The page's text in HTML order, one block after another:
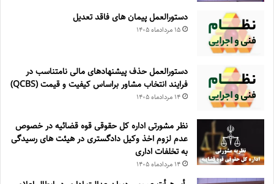
دستورالعمل پیمان های فاقد تعدیل
۱۵ مرداد‌ماه ۱۴۰۵
دستورالعمل حذف پيشنهادهای مالی نامتناسب در
فرايند انتخاب مشاور براساس كيفيت و قيمت (QCBS)
۱۴ مرداد‌ماه ۱۴۰۵
نظر مشورتی اداره کل حقوقی قوه قضائیه در خصوص
عدم لزوم اخذ وکیل دادگستری در هیئت های رسیدگی
به تخلفات اداری
۱۴ مرداد‌ماه ۱۴۰۵